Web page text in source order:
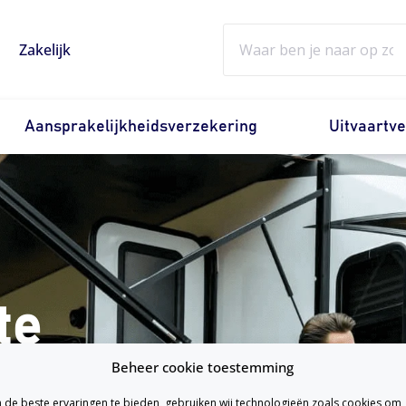
Beheer cookie toestemming
de beste ervaringen te bieden, gebruiken wij technologieën zoals cookies om
Zakelijk
Aansprakelijkheidsverzekering